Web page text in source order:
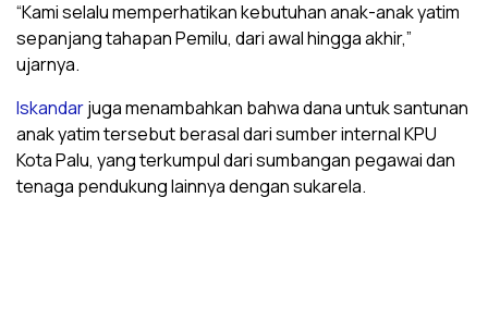
“Kami selalu memperhatikan kebutuhan anak-anak yatim
sepanjang tahapan Pemilu, dari awal hingga akhir,”
ujarnya.
Iskandarjuga menambahkan bahwa dana untuk santunan
anak yatim tersebut berasal dari sumber internal KPU
Kota Palu, yang terkumpul dari sumbangan pegawai dan
tenaga pendukung lainnya dengan sukarela.